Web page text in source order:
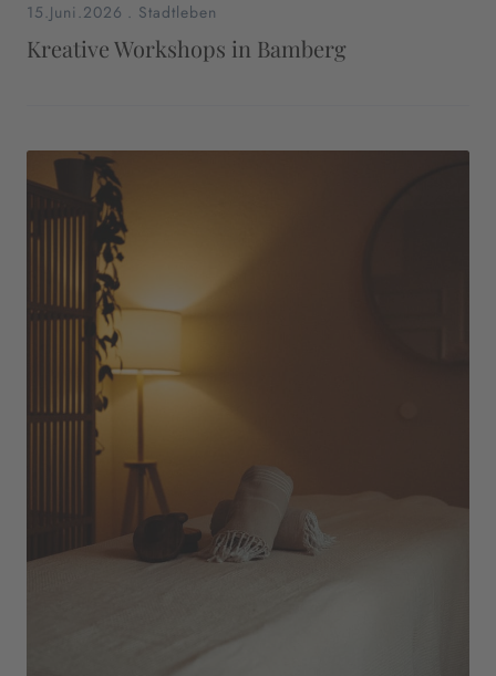
15.Juni.2026 . Stadtleben
Kreative Workshops in Bamberg